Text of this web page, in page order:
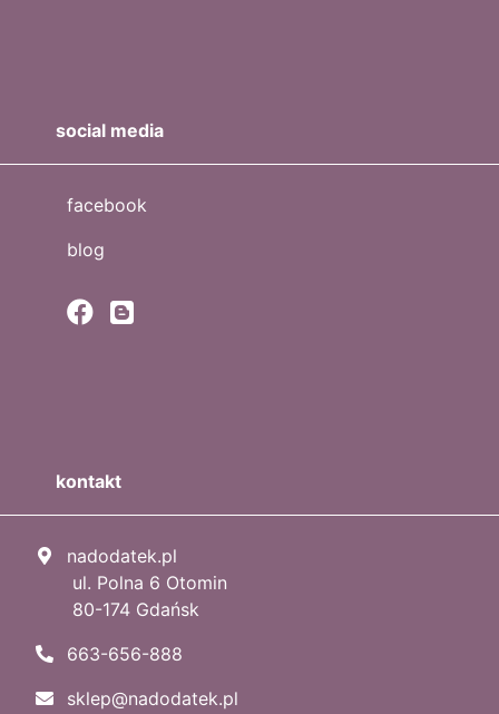
social media
facebook
blog
kontakt
nadodatek.pl
ul. Polna 6 Otomin
80-174 Gdańsk
663-656-888
sklep@nadodatek.pl